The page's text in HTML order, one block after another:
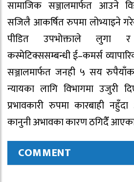
सामाजिक सञ्जालमार्फत आउने
सजिलै आकर्षित रुपमा लोभ्याइने
पीडित उपभोक्ताले लुगा र
कस्मेटिक्ससम्बन्धी ई–कमर्स
सञ्जालमार्फत जनही ५ सय
न्यायका लागि विभागमा उजुरी
प्रभावकारी रुपमा कारबाही
कानुनी अभावका कारण ठगिदैँ
COMMENT